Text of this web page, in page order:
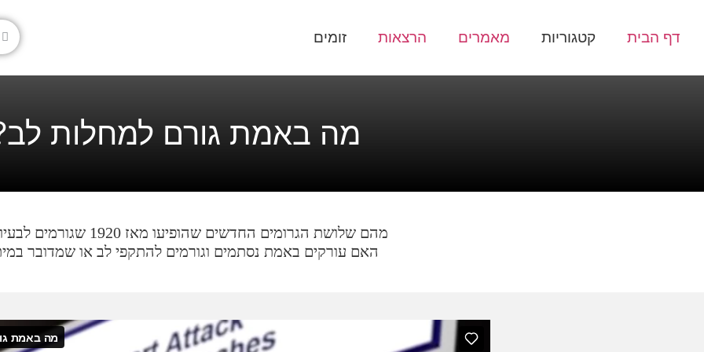
דף הבית קטגוריות מאמרים הרצאות זומים
מה באמת גורם למחלות
מהם שלושת הגרומים החדשים שהופיעו מאז 1920 שגורמים לבעיות לב?
האם עורקים באמת נסתמים וגורמים להתקפי לב או שמדובר